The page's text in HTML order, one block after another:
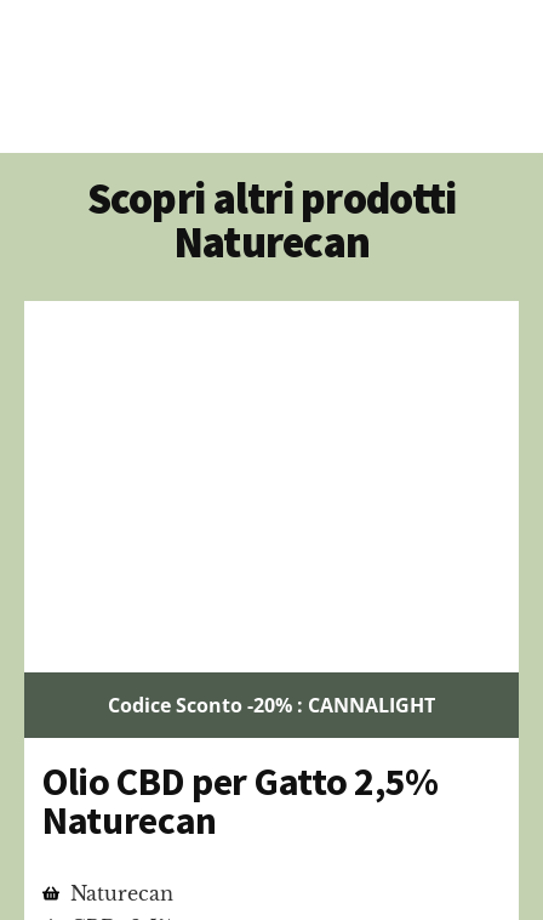
Scopri altri prodotti
Naturecan
Codice Sconto -20% : CANNALIGHT
Olio CBD per Gatto 2,5%
Naturecan
Naturecan